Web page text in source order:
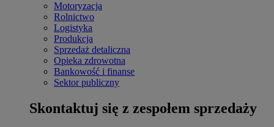
Motoryzacja
Rolnictwo
Logistyka
Produkcja
Sprzedaż detaliczna
Opieka zdrowotna
Bankowość i finanse
Sektor publiczny
Skontaktuj się z zespołem sprzedaży